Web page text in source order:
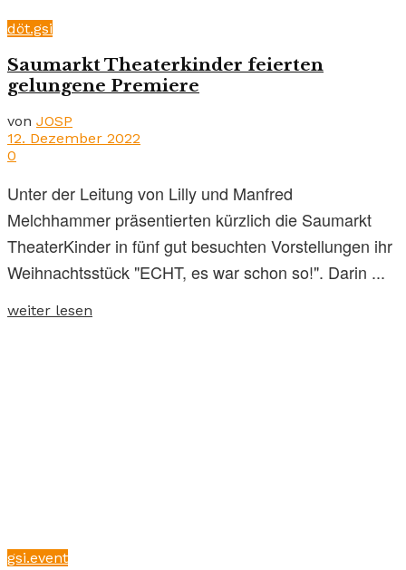
döt.gsi
Saumarkt Theaterkinder feierten
gelungene Premiere
von JOSP
12. Dezember 2022
0
Unter der Leitung von Lilly und Manfred
Melchhammer präsentierten kürzlich die Saumarkt
TheaterKinder in fünf gut besuchten Vorstellungen ihr
Weihnachtsstück "ECHT, es war schon so!". Darin ...
weiter lesen
gsi.event